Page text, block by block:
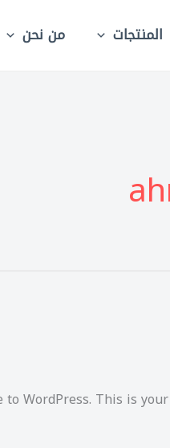
المنتجات من نحن
to WordPress. This is